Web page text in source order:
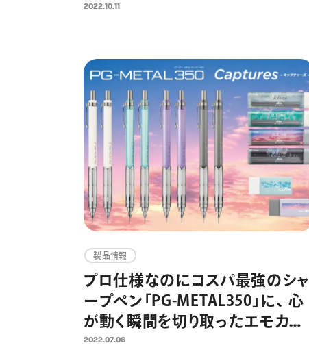
した限定色が登場 10月20日
デザイン賞』を受賞
2022.10.11
製品情報
プロ仕様なのにコスパ最強のシャ
ープペン「PG-METAL350」に、 心
が動く瞬間を切り取ったエモカラ
ーの限定モデルが登場 2022年7
2022.07.06